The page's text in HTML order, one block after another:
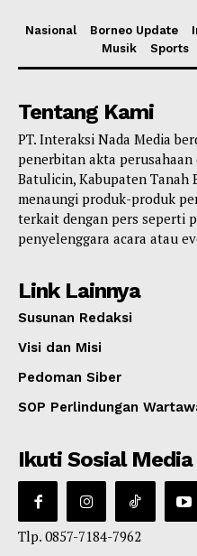
Nasional Borneo Update
Musik
Sports
Tentang Kami
PT. Interaksi Nada Media
penerbitan akta
Batulicin, Kabupaten Tanah
menaungi produk-produk
terkait dengan pers seperti
penyelenggara acara atau
Link Lainnya
Susunan Redaksi
Visi dan Misi
Pedoman Siber
SOP Perlindungan
Ikuti Sosial
Tlp. 0857-7184-7962